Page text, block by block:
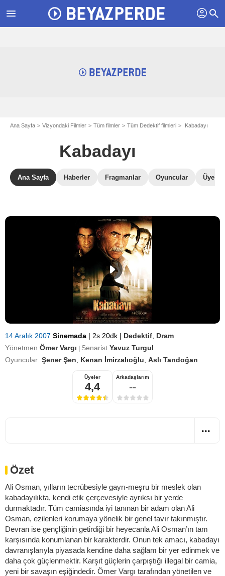
menu profil search
Ana Sayfa Vizyondaki Filmler Tüm filmler Tüm Dedektif filmleri Kabadayı
Kabadayı
Ana Sayfa Haberler Fragmanlar Oyuncular Üye
14 Aralık 2007 Sinemada | 2s 20dk | Dedektif Dram
Yönetmen Ömer Vargı Senarist Yavuz Turgul
Oyuncular: Şener Şen Kenan İmirzalıoğlu Aslı Tandoğan
Üyeler
4,4
Arkadaşlarım
--
Özet
Ali Osman, yılların tecrübesiyle gayrı-meşru bir meslek olan
kabadayılıkta, kendi etik çerçevesiyle ayrıksı bir yerde
durmaktadır. Tüm camiasında iyi tanınan bir adam olan Ali
Osman, ezilenleri korumaya yönelik bir genel tavır takınmıştır.
Devran ise gençliğinin getirdiği bir heyecanla Ali Osman’ın tam
karşısında konumlanan bir karakterdir. Onun tek amacı, kabadayı
davranışlarıyla piyasada kendine daha sağlam bir yer edinmek ve
daha çok güçlenmektir. Karşıt güçlerin çarpıştığı illegal bir camia,
yeni bir savaşın eşiğindedir. Ömer Vargı tarafından yönetilen ve